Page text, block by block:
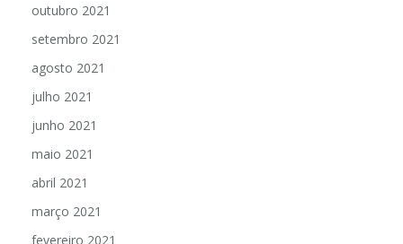
outubro 2021
setembro 2021
agosto 2021
julho 2021
junho 2021
maio 2021
abril 2021
março 2021
fevereiro 2021